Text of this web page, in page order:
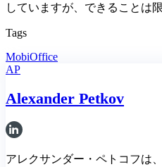
していますが、できることは
Tags
MobiOffice
AP
Alexander Petkov
アレクサンダー・ペトコフは